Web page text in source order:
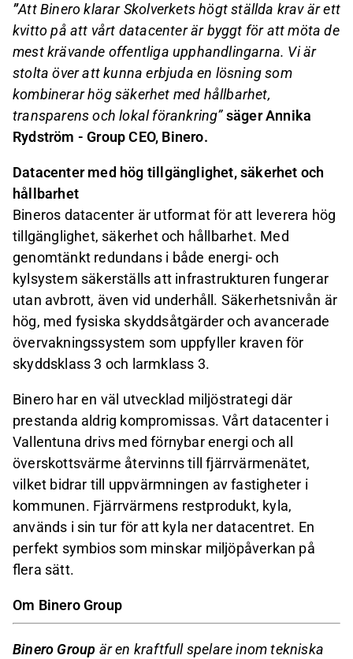
”Att Binero klarar Skolverkets högt ställda krav är ett
kvitto på att vårt datacenter är byggt för att möta de
mest krävande offentliga upphandlingarna. Vi är
stolta över att kunna erbjuda en lösning som
kombinerar hög säkerhet med hållbarhet,
transparens och lokal förankring”säger Annika
Rydström - Group CEO, Binero.
Datacenter med hög tillgänglighet, säkerhet och
hållbarhet
Bineros datacenter är utformat för att leverera hög
tillgänglighet, säkerhet och hållbarhet. Med
genomtänkt redundans i både energi- och
kylsystem säkerställs att infrastrukturen fungerar
utan avbrott, även vid underhåll. Säkerhetsnivån är
hög, med fysiska skyddsåtgärder och avancerade
övervakningssystem som uppfyller kraven för
skyddsklass 3 och larmklass 3.
Binero har en väl utvecklad miljöstrategi där
prestanda aldrig kompromissas. Vårt datacenter i
Vallentuna drivs med förnybar energi och all
överskottsvärme återvinns till fjärrvärmenätet,
vilket bidrar till uppvärmningen av fastigheter i
kommunen. Fjärrvärmens restprodukt, kyla,
används i sin tur för att kyla ner datacentret. En
perfekt symbios som minskar miljöpåverkan på
flera sätt.
Om Binero Group
Binero Group är en kraftfull spelare inom tekniska